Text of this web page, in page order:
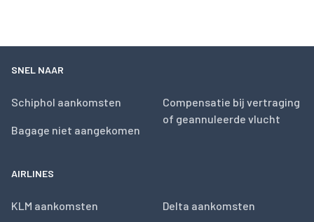
SNEL NAAR
Schiphol aankomsten
Bagage niet aangekomen
Compensatie bij vertraging
of geannuleerde vlucht
AIRLINES
KLM aankomsten Delta aankomsten